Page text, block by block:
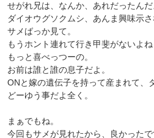
せがれ兄は、なんか、あれだったんだ
ダイオウグソクムシ、あんま興味示さ
サメばっか見て。
もうホント連れて行き甲斐がないよね
もっと喜べっつーの。
お前は誰と誰の息子だよ。
ONと嫁の遺伝子を持って産まれて、
どーゆう事だよ全く。
まぁでもね。
今回もサメが見れたから、良かった